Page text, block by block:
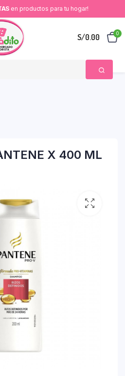
en productos para tu hogar!
S/0.00 0
X 400 ML